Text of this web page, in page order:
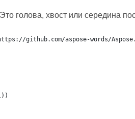
голова, хвост или середина
github.com/aspose-words/